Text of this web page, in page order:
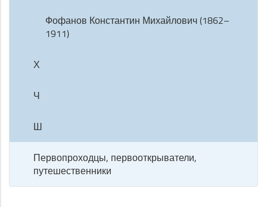
Фофанов Константин Михайлович (1862–
1911)
Х
Ч
Ш
Первопроходцы, первооткрыватели,
путешественники